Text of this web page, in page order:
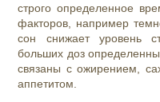
строго определенное
факторов, например
сон снижает уровень
больших доз
связаны с ожирением,
аппетитом.